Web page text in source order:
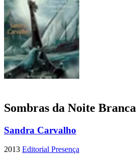
Sombras da Noite Branca
Sandra Carvalho
2013 Editorial Presença